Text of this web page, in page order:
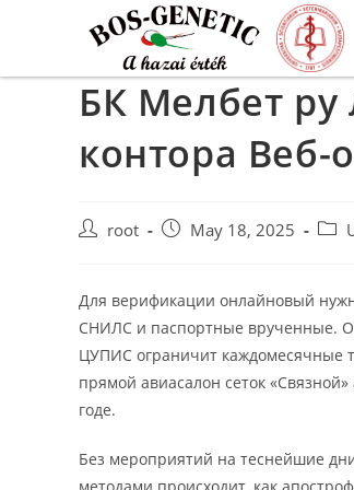
БК Мелбет ру
контора Веб-
root May 18, 2025
Для верификации онлайновый
СНИЛС и паспортные врученные.
ЦУПИС ограничит каждомесячные
прямой авиасалон сеток
годе.
Без мероприятий на теснейшие
методами происходит, как